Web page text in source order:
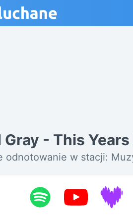
Gray - This Years
odnotowanie w stacji: